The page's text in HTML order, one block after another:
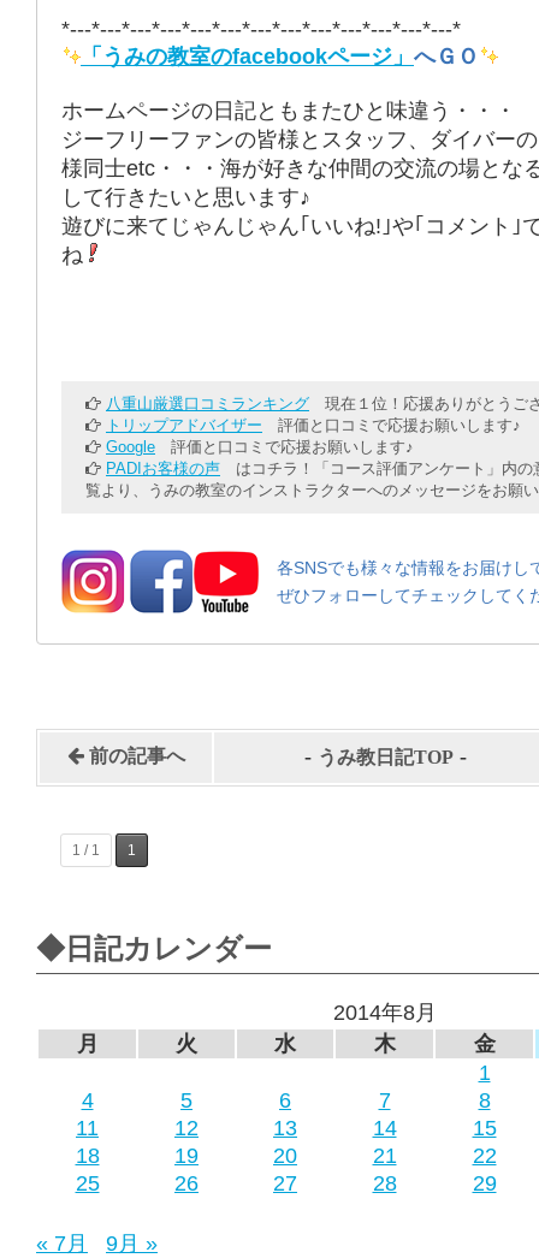
*---*---*---*---*---*---*---*---*---*---*---*---*---*
「うみの教室のfacebookページ」 へＧＯ
ホームページの日記ともまたひと味違う・・・
ジーフリーファンの皆様とスタッフ、ダイバー
様同士etc・・・海が好きな仲間の交流の場とな
して行きたいと思います♪
遊びに来てじゃんじゃん｢いいね!｣や｢コメント｣
ね
八重山厳選口コミランキング 現在１位！応援ありがとうご
トリップアドバイザー 評価と口コミで応援お願いします♪
Google 評価と口コミで応援お願いします♪
PADIお客様の声 はコチラ！「コース評価アンケート」内の
覧より、うみの教室のインストラクターへのメッセージをお願
各SNSでも様々な情報をお届けし
ぜひフォローしてチェックしてく
前の記事へ - うみ教日記TOP -
1 / 1 1
◆日記カレンダー
2014年8月
月
火 水 木
金
1
4
5 6 7
8
11
12 13 14
15
18
19 20 21
22
25
26 27 28 29
« 7月 9月 »